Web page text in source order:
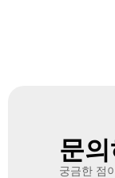
문의
궁금한 점